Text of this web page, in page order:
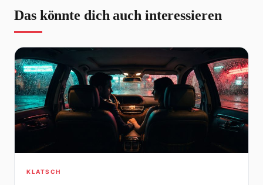
Das könnte dich auch interessieren
KLATSCH